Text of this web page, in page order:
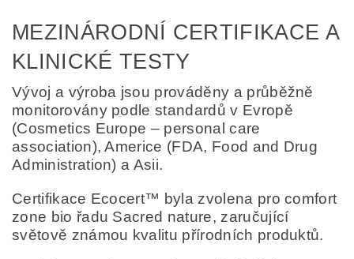
MEZINÁRODNÍ CERTIFIKACE A
KLINICKÉ TESTY
Vývoj a výroba jsou prováděny a průběžně
monitorovány podle standardů v Evropě
(Cosmetics Europe – personal care
association), Americe (FDA, Food and Drug
Administration) a Asii.
Certifikace Ecocert™ byla zvolena pro comfort
zone bio řadu Sacred nature, zaručující
světově známou kvalitu přírodních produktů.